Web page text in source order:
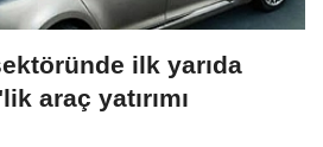
ilk yarıda
araç yatırımı